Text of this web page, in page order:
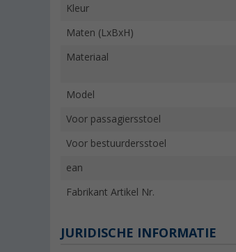
Kleur
Maten (LxBxH)
Materiaal
Model
Voor passagiersstoel
Voor bestuurdersstoel
ean
Fabrikant Artikel Nr.
JURIDISCHE INFORMATIE